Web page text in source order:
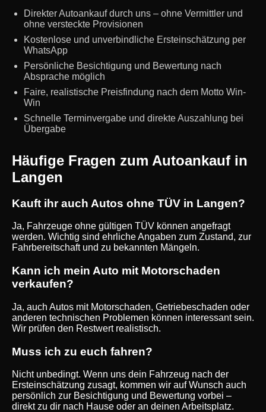
Direkter Autoankauf durch uns – ohne Vermittler und
ohne versteckte Provisionen
Kostenlose und unverbindliche Ersteinschätzung per
WhatsApp
Persönliche Besichtigung und Bewertung nach
Absprache möglich
Faire, realistische Preisfindung nach dem Motto Win-
Win
Schnelle Terminvergabe und direkte Auszahlung bei
Übergabe
Häufige Fragen zum Autoankauf in
Langen
Kauft ihr auch Autos ohne TÜV in Langen?
Ja, Fahrzeuge ohne gültigen TÜV können angefragt
werden. Wichtig sind ehrliche Angaben zum Zustand, zur
Fahrbereitschaft und zu bekannten Mängeln.
Kann ich mein Auto mit Motorschaden
verkaufen?
Ja, auch Autos mit Motorschaden, Getriebeschaden oder
anderen technischen Problemen können interessant sein.
Wir prüfen den Restwert realistisch.
Muss ich zu euch fahren?
Nicht unbedingt. Wenn uns dein Fahrzeug nach der
Ersteinschätzung zusagt, kommen wir auf Wunsch auch
persönlich zur Besichtigung und Bewertung vorbei –
direkt zu dir nach Hause oder an deinen Arbeitsplatz.